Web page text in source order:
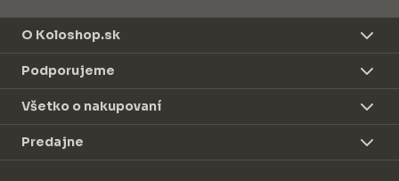
O Koloshop.sk
Podporujeme
Všetko o nakupovaní
Predajne